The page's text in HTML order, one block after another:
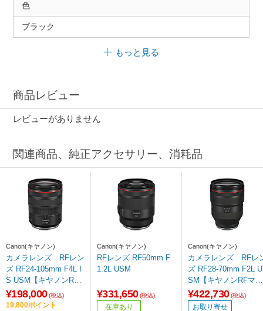
色
ブラック
もっと見る
商品レビュー
レビューがありません
関連商品、純正アクセサリー、消耗品
Canon(キヤノン)
カメラレンズ RFレン
ズ RF24-105mm F4L I
S USM【キヤノンRF
マウント】 [キヤノンR
F /ズームレンズ]
¥198,000 (税込)
19,800ポイント
Canon(キヤノン)
RFレンズ RF50mm F
1.2L USM
¥331,650 (税込)
在庫あり
Canon(キヤノン)
カメラレンズ RFレ
ズ RF28-70mm F2L U
SM【キヤノンRFマウ
ント】 [キヤノンRF /
ズームレンズ]
¥422,730 (税込)
お取り寄せ